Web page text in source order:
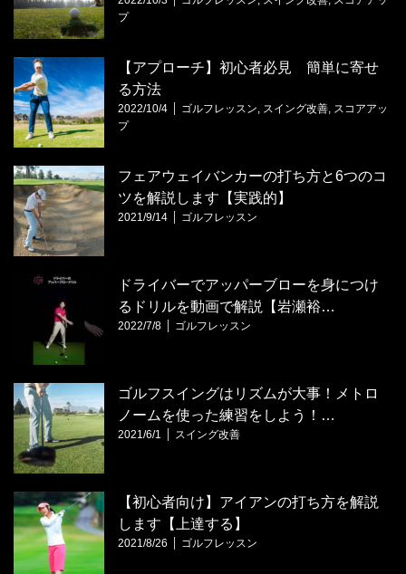
プ
【アプローチ】初心者必見 簡単に寄せ
る方法
2022/10/4 ゴルフレッスン スイング改善 スコアアッ
プ
フェアウェイバンカーの打ち方と6つのコ
ツを解説します【実践的】
2021/9/14 ゴルフレッスン
ドライバーでアッパーブローを身につけ
るドリルを動画で解説【岩瀬裕…
2022/7/8 ゴルフレッスン
ゴルフスイングはリズムが大事！メトロ
ノームを使った練習をしよう！…
2021/6/1 スイング改善
【初心者向け】アイアンの打ち方を解説
します【上達する】
2021/8/26 ゴルフレッスン